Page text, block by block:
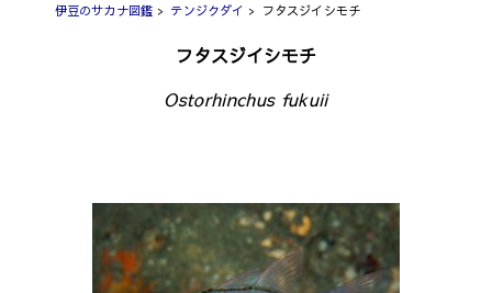
伊豆のサカナ図鑑 > テンジクダイ > フタスジイシモチ
フタスジイシモチ
Ostorhinchus fukuii